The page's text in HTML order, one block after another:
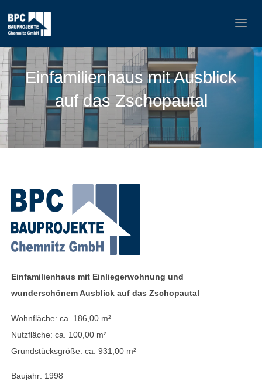
Einfamilienhaus mit Ausblick
auf das Zschopautal
Einfamilienhaus mit Einliegerwohnung und
wunderschönem Ausblick auf das Zschopautal
Wohnfläche: ca. 186,00 m²
Nutzfläche: ca. 100,00 m²
Grundstücksgröße: ca. 931,00 m²
Baujahr: 1998